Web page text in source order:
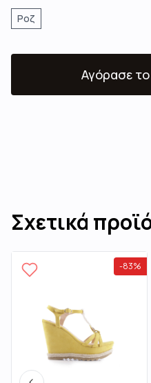
Ροζ
Αγόρασε το
Σχετικά
-83%